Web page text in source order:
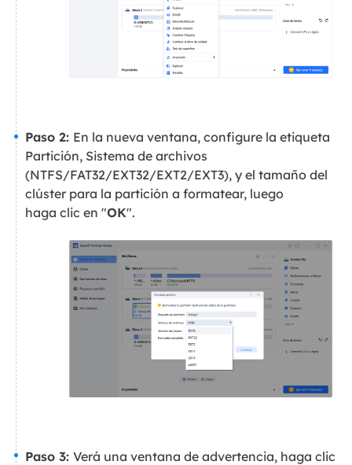
Paso 2: En la nueva ventana, configure la etiqueta
Partición, Sistema de archivos
(NTFS/FAT32/EXT32/EXT2/EXT3), y el tamaño del
clúster para la partición a formatear, luego
haga clic en "OK".
Paso 3: Verá una ventana de advertencia, haga clic